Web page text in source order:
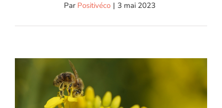
Par Positivéco | 3 mai 2023